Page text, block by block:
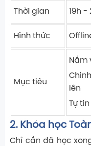
Thời gian 19h -
Hình thức
Mục tiêu
Nắm
lên
Tự
2. Khóa học
Chỉ cần đã học